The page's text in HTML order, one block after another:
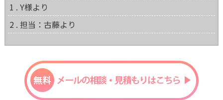
1 . Y様より
2 . 担当：古藤より